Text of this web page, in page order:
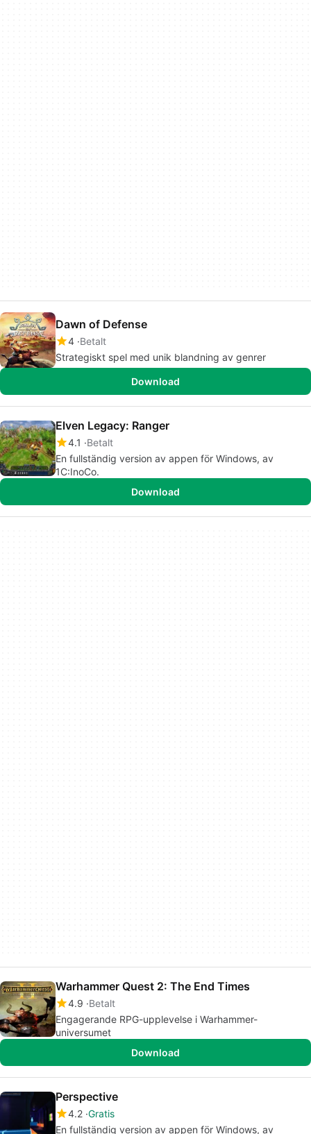
Dawn of Defense
4 Betalt
Strategiskt spel med unik blandning av genrer
Download
Elven Legacy: Ranger
4.1
Betalt
En fullständig version av appen för Windows, av
1C:InoCo.
Download
Warhammer Quest 2: The End Times
4.9 Betalt
Engagerande RPG-upplevelse i Warhammer-
universumet
Download
Perspective
4.2 Gratis
En fullständig version av appen för Windows, av